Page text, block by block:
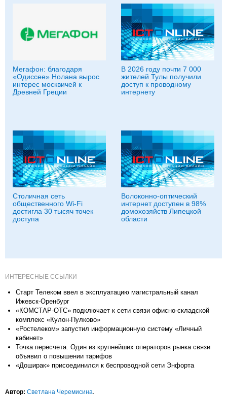
Мегафон: благодаря
«Одиссее» Нолана вырос
интерес москвичей к
Древней Греции
В 2026 году почти 7 000
жителей Тулы получили
доступ к проводному
интернету
Столичная сеть
общественного Wi-Fi
достигла 30 тысяч точек
доступа
Волоконно-оптический
интернет доступен в 98%
домохозяйств Липецкой
области
ИНТЕРЕСНЫЕ ССЫЛКИ
Старт Телеком ввел в эксплуатацию магистральный канал
Ижевск-Оренбург
«КОМСТАР-ОТС» подключает к сети связи офисно-складской
комплекс «Кулон-Пулково»
«Ростелеком» запустил информационную систему «Личный
кабинет»
Точка пересчета. Один из крупнейших операторов рынка связи
объявил о повышении тарифов
«Доширак» присоединился к беспроводной сети Энфорта
Автор: Светлана Черемисина